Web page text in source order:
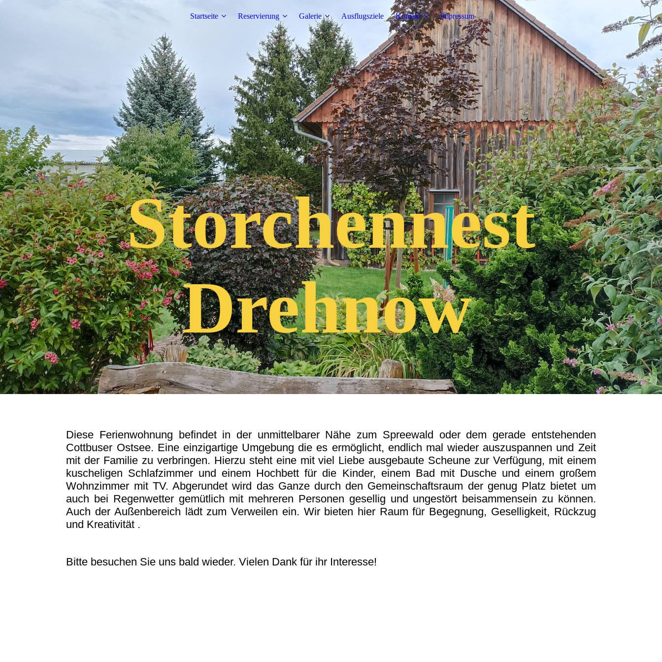
Startseite Reservierung Galerie Ausflugsziele Kontakt Impressum
Storchennest
Drehnow
Diese Ferienwohnung befindet in der unmittelbarer Nähe zum Spreewald oder dem gerade entstehenden
Cottbuser Ostsee. Eine einzigartige Umgebung die es ermöglicht, endlich mal wieder auszuspannen und Zeit
mit der Familie zu verbringen. Hierzu steht eine mit viel Liebe ausgebaute Scheune zur Verfügung, mit einem
kuscheligen Schlafzimmer und einem Hochbett für die Kinder, einem Bad mit Dusche und einem großem
Wohnzimmer mit TV. Abgerundet wird das Ganze durch den Gemeinschaftsraum der genug Platz bietet um
auch bei Regenwetter gemütlich mit mehreren Personen gesellig und ungestört beisammensein zu können.
Auch der Außenbereich lädt zum Verweilen ein. Wir bieten hier Raum für Begegnung, Geselligkeit, Rückzug
und Kreativität .
Bitte besuchen Sie uns bald wieder. Vielen Dank für ihr Interesse!